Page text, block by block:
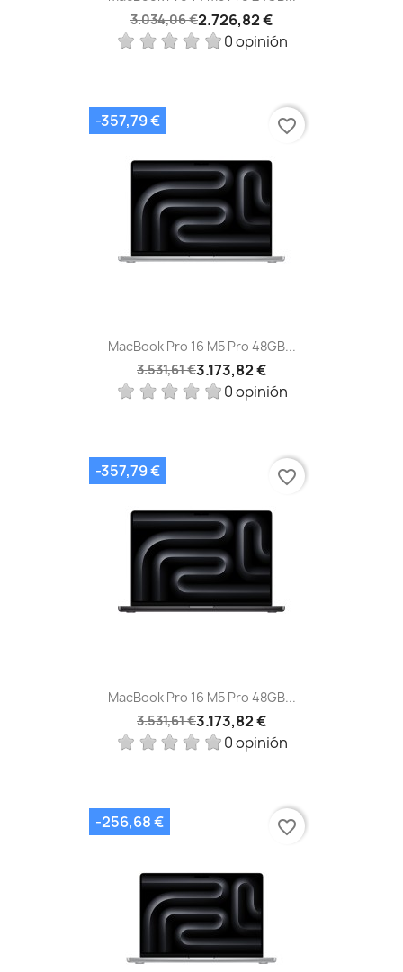
3.034,06 €2.726,82 €
0 opinión
MacBook Pro 16 M5 Pro 48GB...
3.531,61 €3.173,82 €
0 opinión
-357,79 € favorite_border
MacBook Pro 16 M5 Pro 48GB...
3.531,61 €3.173,82 €
0 opinión
-357,79 € favorite_border
-256,68 € favorite_border